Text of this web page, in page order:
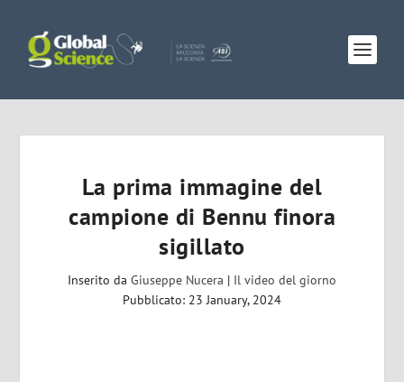
La prima immagine del
campione di Bennu finora
sigillato
Inserito da Giuseppe Nucera | Il video del giorno
Pubblicato: 23 January, 2024